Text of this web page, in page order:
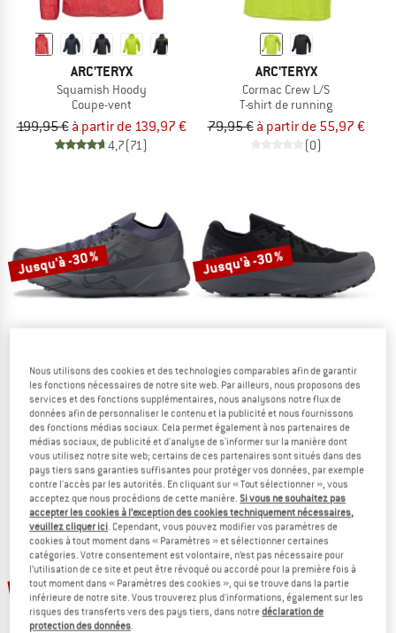
ARC'TERYX
Squamish Hoody
Coupe-vent
199,95 € à partir de 139,97 €
4,7(71)
ARC'TERYX
Cormac Crew L/S
T-shirt de running
79,95 € à partir de 55,97 €
(0)
Jusqu'à -30 %
ARC'TERYX
Women's Sylan 2
Chaussures de trail
219,95 €à partir de 153,97 €
(0)
Jusqu'à -30 %
ARC'TERYX
Women's Norvan LD 4
Chaussures de trail
169,95 €à partir de 118,97 €
5,0 (1)
-20 % Jusqu'à -20 %
Nous utilisons des cookies et des technologies comparables afin de garantir
les fonctions nécessaires de notre site web. Par ailleurs, nous proposons des
services et des fonctions supplémentaires, nous analysons notre flux de
données afin de personnaliser le contenu et la publicité et nous fournissons
des fonctions médias sociaux. Cela permet également à nos partenaires de
médias sociaux, de publicité et d'analyse de s'informer sur la manière dont
vous utilisez notre site web; certains de ces partenaires sont situés dans des
pays tiers sans garanties suffisantes pour protéger vos données, par exemple
contre l'accès par les autorités. En cliquant sur « Tout sélectionner », vous
acceptez que nous procédions de cette manière.Si vous ne souhaitez pas
accepter les cookies à l’exception des cookies techniquement nécessaires,
veuillez cliquer ici. Cependant, vous pouvez modifier vos paramètres de
cookies à tout moment dans « Paramètres » et sélectionner certaines
catégories. Votre consentement est volontaire, n’est pas nécessaire pour
l’utilisation de ce site et peut être révoqué ou accordé pour la première fois à
tout moment dans « Paramètres des cookies », qui se trouve dans la partie
inférieure de notre site. Vous trouverez plus d'informations, également sur les
risques des transferts vers des pays tiers, dans notredéclaration de
protection des données.